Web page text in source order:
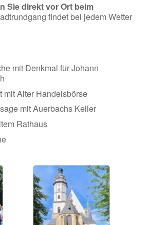
Sie direkt vor Ort beim
findet bei jedem Wetter
mit Denkmal für Johann
mit Alter Handelsbörse
mit Auerbachs Keller
Rathaus